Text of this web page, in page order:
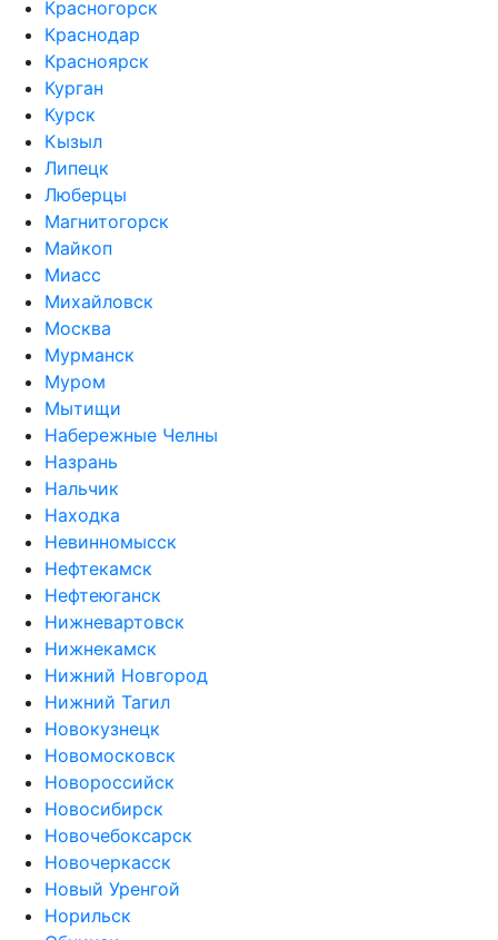
Красногорск
Краснодар
Красноярск
Курган
Курск
Кызыл
Липецк
Люберцы
Магнитогорск
Майкоп
Миасс
Михайловск
Москва
Мурманск
Муром
Мытищи
Набережные Челны
Назрань
Нальчик
Находка
Невинномысск
Нефтекамск
Нефтеюганск
Нижневартовск
Нижнекамск
Нижний Новгород
Нижний Тагил
Новокузнецк
Новомосковск
Новороссийск
Новосибирск
Новочебоксарск
Новочеркасск
Новый Уренгой
Норильск